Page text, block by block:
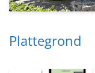
Plattegrond